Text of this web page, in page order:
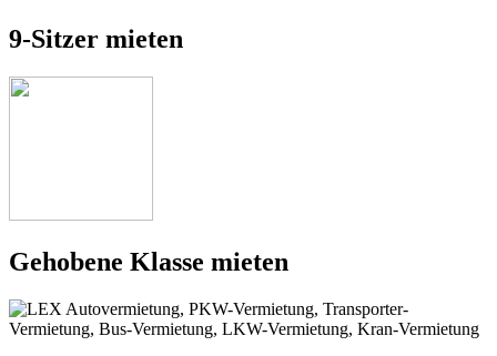
9-Sitzer mieten
Gehobene Klasse mieten